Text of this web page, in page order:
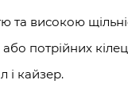
та високою
потрійних
і кайзер.